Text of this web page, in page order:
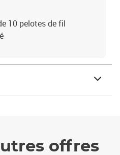
10 pelotes de fil
offres